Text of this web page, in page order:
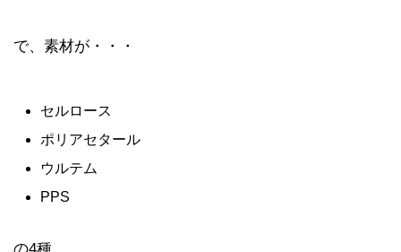
で、素材が・・・
セルロース
ポリアセタール
ウルテム
PPS
の4種。